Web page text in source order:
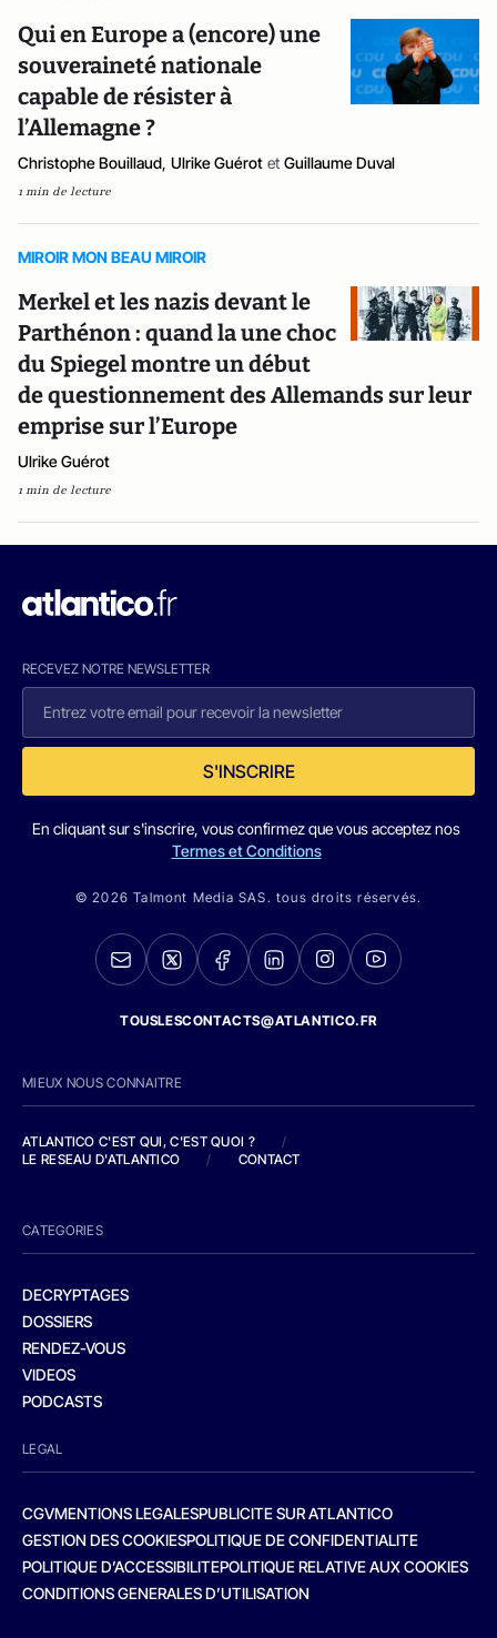
Qui en Europe a (encore) une
souveraineté nationale
capable de résister à
l’Allemagne ?
Christophe Bouillaud, Ulrike Guérot et Guillaume Duval
1 min de lecture
MIROIR MON BEAU MIROIR
Merkel et les nazis devant le
Parthénon : quand la une choc
du Spiegel montre un début
de questionnement des Allemands sur leur
emprise sur l’Europe
Ulrike Guérot
1 min de lecture
RECEVEZ NOTRE NEWSLETTER
S'INSCRIRE
En cliquant sur s'inscrire, vous confirmez que vous acceptez nos
Termes et Conditions
© 2026 Talmont Media SAS. tous droits réservés.
TOUSLESCONTACTS@ATLANTICO.FR
MIEUX NOUS CONNAITRE
ATLANTICO C'EST QUI, C'EST QUOI ?
/
LE RESEAU D'ATLANTICO
/ CONTACT
CATEGORIES
DECRYPTAGES
DOSSIERS
RENDEZ-VOUS
VIDEOS
PODCASTS
LEGAL
CGVMENTIONS LEGALESPUBLICITE SUR ATLANTICO
GESTION DES COOKIESPOLITIQUE DE CONFIDENTIALITE
POLITIQUE D’ACCESSIBILITEPOLITIQUE RELATIVE AUX COOKIES
CONDITIONS GENERALES D’UTILISATION